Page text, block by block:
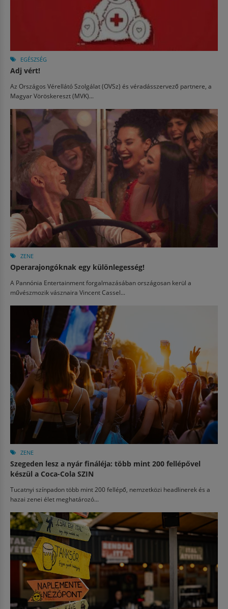
EGÉSZSÉG
Adj vért!
Az Országos Vérellátó Szolgálat (OVSz) és véradásszervező partnere, a
Magyar Vöröskereszt (MVK)...
ZENE
Operarajongóknak egy különlegesség!
A Pannónia Entertainment forgalmazásában országosan kerül a
művészmozik vásznaira Vincent Cassel...
ZENE
Szegeden lesz a nyár fináléja: több mint 200 fellépővel
készül a Coca-Cola SZIN
Tucatnyi színpadon több mint 200 fellépő, nemzetközi headlinerek és a
hazai zenei élet meghatározó...